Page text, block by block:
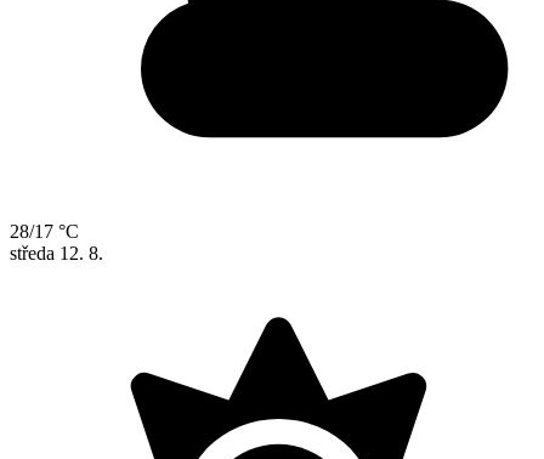
28/17 °C
středa 12. 8.